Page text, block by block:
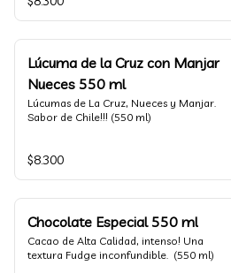
Lúcuma de la Cruz con Manjar
Nueces 550 ml
Lúcumas de La Cruz, Nueces y Manjar.
Sabor de Chile!!! (550 ml)
$8.300
Chocolate Especial 550 ml
Cacao de Alta Calidad, intenso! Una
textura Fudge inconfundible.  (550 ml)